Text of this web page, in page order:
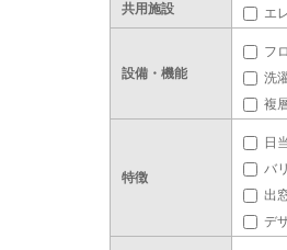
共用施設 エ
設備・機能
フ
洗
複
特徴
日
バ
出
デ